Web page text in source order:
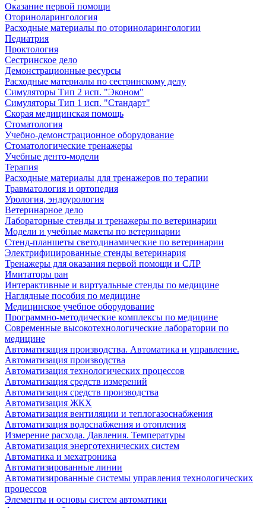
Оказание первой помощи
Оториноларингология
Расходные материалы по оториноларингологии
Педиатрия
Проктология
Сестринское дело
Демонстрационные ресурсы
Расходные материалы по сестринскому делу
Симуляторы Тип 2 исп. "Эконом"
Симуляторы Тип 1 исп. "Стандарт"
Скорая медицинская помощь
Стоматология
Учебно-демонстрационное оборудование
Стоматологические тренажеры
Учебные денто-модели
Терапия
Расходные материалы для тренажеров по терапии
Травматология и ортопедия
Урология, эндоурология
Ветеринарное дело
Лабораторные стенды и тренажеры по ветеринарии
Модели и учебные макеты по ветеринарии
Стенд-планшеты светодинамические по ветеринарии
Электрифицированные стенды ветеринария
Тренажеры для оказания первой помощи и СЛР
Имитаторы ран
Интерактивные и виртуальные стенды по медицине
Наглядные пособия по медицине
Медицинское учебное оборудование
Программно-методические комплексы по медицине
Современные высокотехнологические лаборатории по
медицине
Автоматизация производства. Автоматика и управление.
Автоматизация производства
Автоматизация технологических процессов
Автоматизация средств измерений
Автоматизация средств производства
Автоматизация ЖКХ
Автоматизация вентиляции и теплогазоснабжения
Автоматизация водоснабжения и отопления
Измерение расхода. Давления. Температуры
Автоматизация энерготехнических систем
Автоматика и мехатроника
Автоматизированные линии
Автоматизированные системы управления технологических
процессов
Элементы и основы систем автоматики